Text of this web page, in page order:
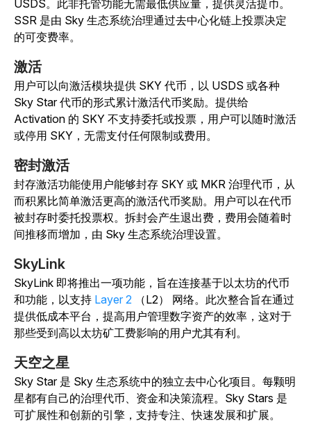
USDS。此非托管功能无需最低供应量，提供灵活提币。
SSR 是由 Sky 生态系统治理通过去中心化链上投票决定
的可变费率。
激活
用户可以向激活模块提供 SKY 代币，以 USDS 或各种
Sky Star 代币的形式累计激活代币奖励。提供给
Activation 的 SKY 不支持委托或投票，用户可以随时激活
或停用 SKY，无需支付任何限制或费用。
密封激活
封存激活功能使用户能够封存 SKY 或 MKR 治理代币，从
而积累比简单激活更高的激活代币奖励。用户可以在代币
被封存时委托投票权。拆封会产生退出费，费用会随着时
间推移而增加，由 Sky 生态系统治理设置。
SkyLink
SkyLink 即将推出一项功能，旨在连接基于以太坊的代币
和功能，以支持 Layer 2
（L2） 网络。此次整合旨在通过
提供低成本平台，提高用户管理数字资产的效率，这对于
那些受到高以太坊矿工费影响的用户尤其有利。
天空之星
Sky Star 是 Sky 生态系统中的独立去中心化项目。每颗明
星都有自己的治理代币、资金和决策流程。Sky Stars 是
可扩展性和创新的引擎，支持专注、快速发展和扩展。